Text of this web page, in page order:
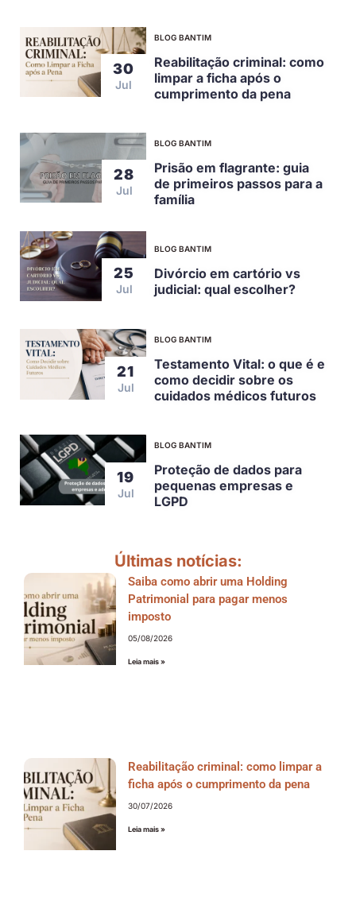
30
Jul
BLOG BANTIM
Reabilitação criminal: como
limpar a ficha após o
cumprimento da pena
28
Jul
BLOG BANTIM
Prisão em flagrante: guia
de primeiros passos para a
família
25
Jul
BLOG BANTIM
Divórcio em cartório vs
judicial: qual escolher?
21
Jul
BLOG BANTIM
Testamento Vital: o que é e
como decidir sobre os
cuidados médicos futuros
19
Jul
BLOG BANTIM
Proteção de dados para
pequenas empresas e
LGPD
Últimas notícias:
Saiba como abrir uma Holding
Patrimonial para pagar menos
imposto
05/08/2026
Leia mais »
Reabilitação criminal: como limpar a
ficha após o cumprimento da pena
30/07/2026
Leia mais »